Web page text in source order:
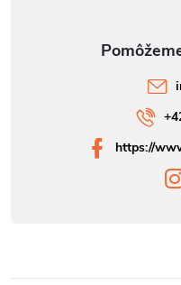
https://